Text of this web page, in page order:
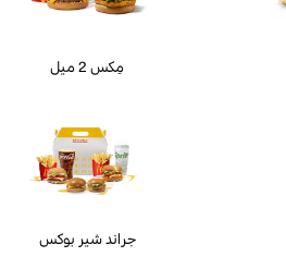
مِكس 2 ميل
جراند شير بوكس